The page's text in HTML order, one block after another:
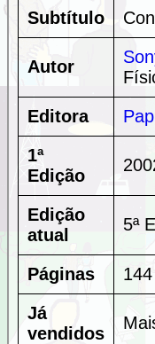
Subtítulo
Autor
Editora
1ª
Edição
Edição
atual
5ª
Páginas
144
Já
vendidos